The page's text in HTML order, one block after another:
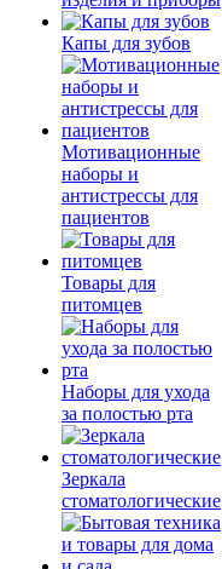
Капы для зубов
Мотивационные
наборы и
антистрессы для
пациентов
Товары для
питомцев
Наборы для ухода
за полостью рта
Зеркала
стоматологические